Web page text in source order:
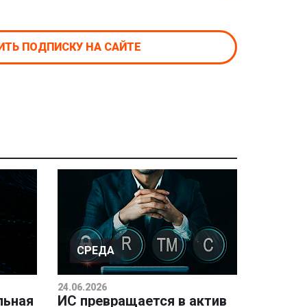
ПОДПИСКУ НА САЙТЕ
СРЕДА
24.06.2026
ИС превращается в актив